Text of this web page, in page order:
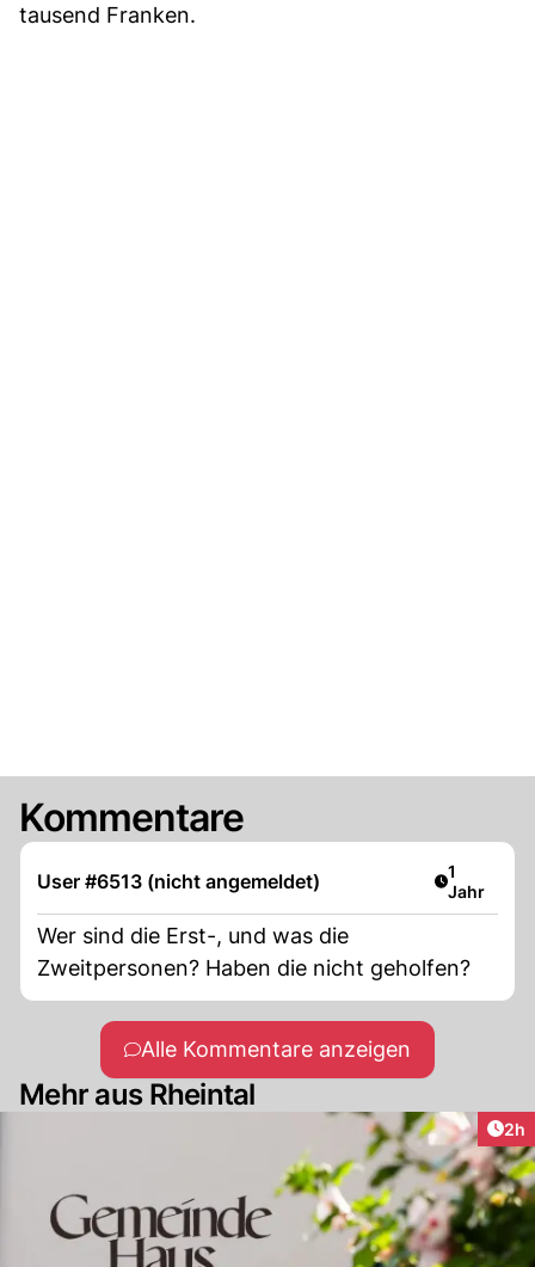
tausend Franken.
Kommentare
User #6513 (nicht angemeldet) Artikel
1
Jahr
Wer sind die Erst-, und was die
Zweitpersonen? Haben die nicht geholfen?
Alle Kommentare anzeigen
Mehr aus Rheintal
2h